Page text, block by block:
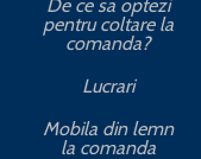
De ce sa optezi
pentru coltare la
comanda?
Lucrari
Mobila din lemn
la comanda